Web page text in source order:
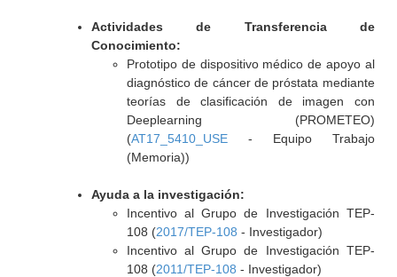
Actividades de Transferencia de
Conocimiento:
Prototipo de dispositivo médico de apoyo al
diagnóstico de cáncer de próstata mediante
teorías de clasificación de imagen con
Deeplearning (PROMETEO)
(AT17_5410_USE- Equipo Trabajo
(Memoria))
Ayuda a la investigación:
Incentivo al Grupo de Investigación TEP-
108 (2017/TEP-108 - Investigador)
Incentivo al Grupo de Investigación TEP-
108 (2011/TEP-108 - Investigador)